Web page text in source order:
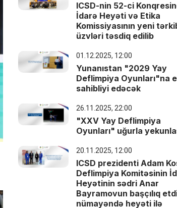
ICSD-nin 52-ci
İdarə Heyəti və Etika
Komissiyasının yeni
üzvləri təsdiq edilib
01.12.2025, 12:00
Yunanıstan "2029 Yay
Deflimpiya Oyunları"na
sahibliyi edəcək
26.11.2025, 22:00
"XXV Yay Deflimpiya
Oyunları" uğurla
20.11.2025, 12:00
ICSD prezidenti Adam
Deflimpiya Komitəsinin
Heyətinin sədri Anar
Bayramovun başçılıq
nümayəndə heyəti ilə